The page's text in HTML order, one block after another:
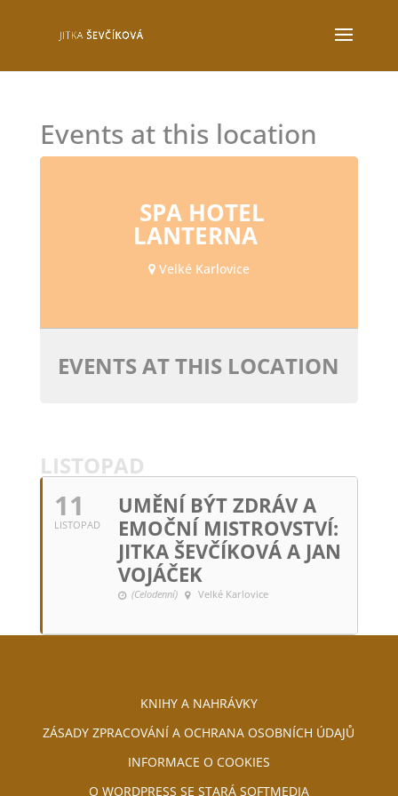
Events at this location
SPA HOTEL
LANTERNA
Velké Karlovice
EVENTS AT THIS LOCATION
LISTOPAD
11
LISTOPAD
UMĚNÍ BÝT ZDRÁV A
EMOČNÍ MISTROVSTVÍ:
JITKA ŠEVČÍKOVÁ A JAN
VOJÁČEK
(Celodenní) Velké Karlovice
KNIHY A NAHRÁVKY
ZÁSADY ZPRACOVÁNÍ A OCHRANA OSOBNÍCH ÚDAJŮ
INFORMACE O COOKIES
O WORDPRESS SE STARÁ SOFTMEDIA